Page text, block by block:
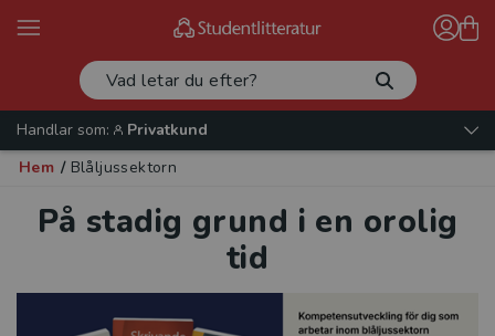
Handlar som:
Privatkund
Hem / Blåljussektorn
På stadig grund i en orolig
tid